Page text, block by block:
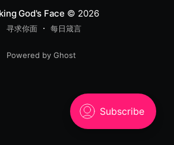
什么变了脸色呢？ 你若行得好，岂不
好，罪就伏在门前。它必恋慕你，你
与他兄弟亚伯说话，二人正在田间，该
，把他杀了。 耶和华对该隐说：“你兄
日 不可杀人 “你做了什么事呢？你兄
向我哀告。” - 创世记
God's Face © 2026
寻求你面 每日箴言
Powered by Ghost